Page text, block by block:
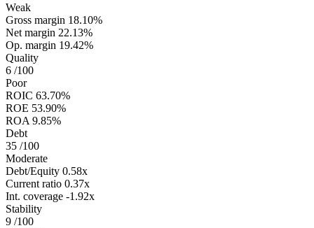
Weak
Gross margin 18.10%
Net margin 22.13%
Op. margin 19.42%
Quality
6 /100
Poor
ROIC 63.70%
ROE 53.90%
ROA 9.85%
Debt
35 /100
Moderate
Debt/Equity 0.58x
Current ratio 0.37x
Int. coverage -1.92x
Stability
9 /100